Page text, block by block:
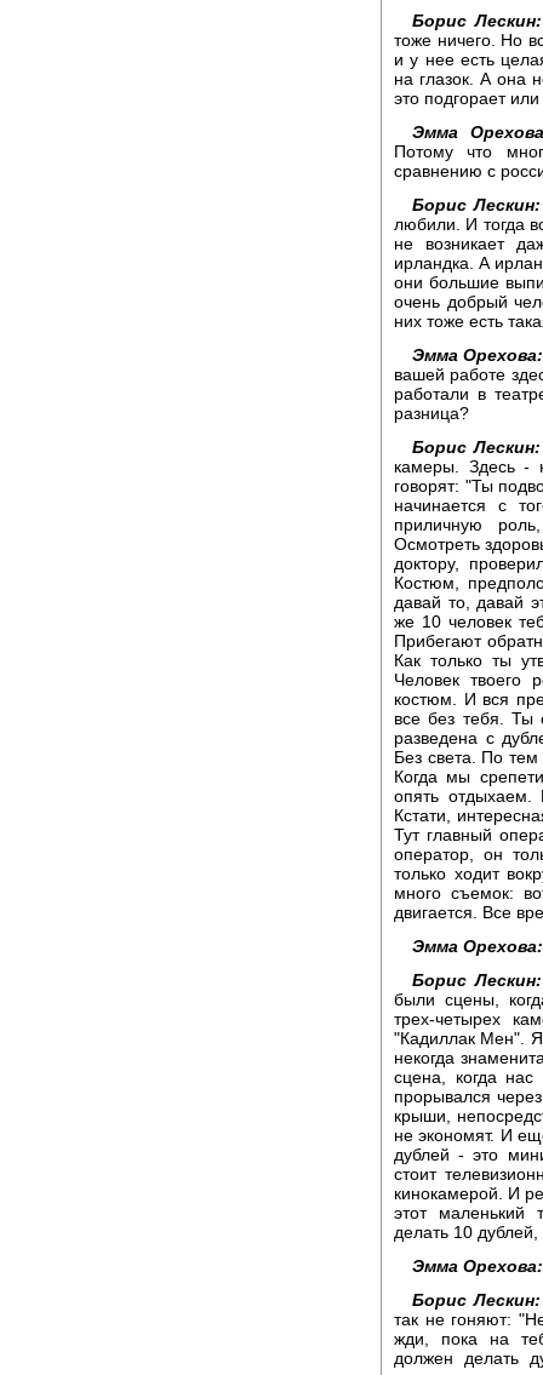
Борис Лескин:
тоже ничего. Но
и у нее есть
на глазок. А она
это подгорает
Эмма
Потому что
сравнению с
Борис Лескин:
любили. И тогда
не возникает
ирландка. А
они большие
очень добрый
них тоже есть
Эмма Орехова:
вашей работе
работали в
разница?
Борис Лескин:
камеры. Здесь -
говорят: "Ты
начинается с
приличную
Осмотреть
доктору,
Костюм,
давай то, давай
же 10 человек
Прибегают
Как только ты
Человек твоего
костюм. И вся
все без тебя. Ты
разведена с
Без света. По
Когда мы
опять отдыхаем.
Кстати,
Тут главный
оператор, он
только ходит
много съемок:
двигается. Все
Эмма Орехова:
Борис Лескин:
были сцены,
трех-четырех
"Кадиллак Мен". Я
некогда
сцена, когда
прорывался
крыши,
не экономят. И
дублей - это
стоит
кинокамерой. И
этот маленький
делать 10
Эмма Орехова:
Борис Лескин:
так не гоняют:
жди, пока на
должен делать